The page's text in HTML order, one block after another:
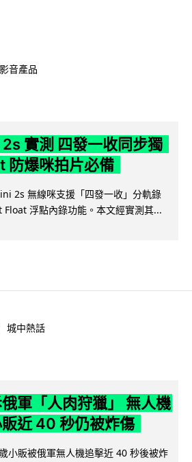
影音產品
實測 四發一收同步獨
防爆咪拍片必備
2s 無線咪支援「四發一收」分軌錄
浮點內錄功能。本文經實測其...
城中熱話
軍「人肉狩獵」 無人機
近 40 秒仍被炸傷
小販被俄軍無人機追擊近 40 秒後被炸